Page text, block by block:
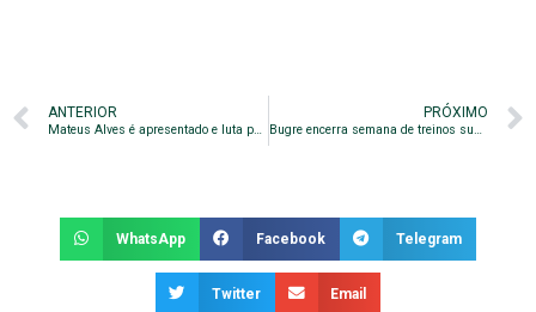
ANTERIOR
Mateus Alves é apresentado e luta por oportunidade
PRÓXIMO
Bugre encerra semana de treinos suando a camisa
WhatsApp Facebook Telegram
Twitter Email